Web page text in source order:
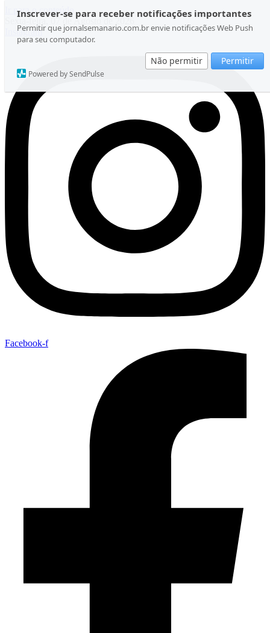
Inscrever-se para receber notificações importantes
Permitir que jornalsemanario.com.br envie notificações Web Push
para seu computador.
Não permitir Permitir
Powered by SendPulse
Ir para o conteúdo
Sexta-feira, 07 de Agosto de 2026
Instagram
Facebook-f